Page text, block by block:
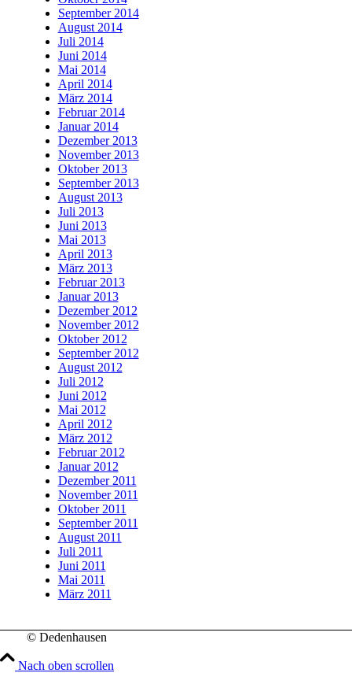
September 2014
August 2014
Juli 2014
Juni 2014
Mai 2014
April 2014
März 2014
Februar 2014
Januar 2014
Dezember 2013
November 2013
Oktober 2013
September 2013
August 2013
Juli 2013
Juni 2013
Mai 2013
April 2013
März 2013
Februar 2013
Januar 2013
Dezember 2012
November 2012
Oktober 2012
September 2012
August 2012
Juli 2012
Juni 2012
Mai 2012
April 2012
März 2012
Februar 2012
Januar 2012
Dezember 2011
November 2011
Oktober 2011
September 2011
August 2011
Juli 2011
Juni 2011
Mai 2011
März 2011
© Dedenhausen
Nach oben scrollen